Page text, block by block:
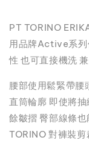
PT TORINO
用品牌Active系列
性 也可直接機洗
腰部使用鬆緊帶腰
直筒輪廓 即使將
餘皺摺 臀部線條
TORINO 對褲裝剪